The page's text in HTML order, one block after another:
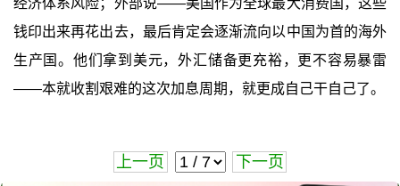
经济体系风险；外部说——美国作为全球最大消费国，这些
钱印出来再花出去，最后肯定会逐渐流向以中国为首的海外
生产国。他们拿到美元，外汇储备更充裕，更不容易暴雷
——本就收割艰难的这次加息周期，就更成自己干自己了。
上一页 下一页